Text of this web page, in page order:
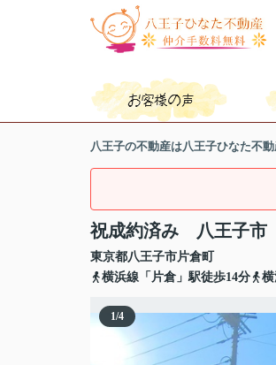
八王子の不動産は八王子ひなた不
祝成約済み 八王子
東京都八王子市片倉町
横浜線「片倉」駅徒歩14分
1/4